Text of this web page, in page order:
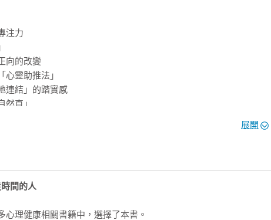
「社交界線」守護心理空間
設定界線」在心中劃清界線、停止無謂承擔，將省下來的溫柔留給
踐「刻意不努力」的留白技術
造真正的「重啟空檔」，讓超載的神經獲得平靜。
一任務化」找回專注力
注力
向的改變
心靈助推法」
連結」的踏實感
直」
禁令」
展開
間的人
心理健康相關書籍中，選擇了本書。